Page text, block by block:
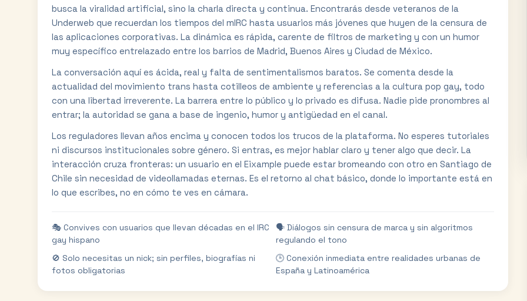
busca la viralidad artificial, sino la charla directa y continua. Encontrarás desde veteranos de la
Underweb que recuerdan los tiempos del mIRC hasta usuarios más jóvenes que huyen de la censura de
las aplicaciones corporativas. La dinámica es rápida, carente de filtros de marketing y con un humor
muy específico entrelazado entre los barrios de Madrid, Buenos Aires y Ciudad de México.
La conversación aquí es ácida, real y falta de sentimentalismos baratos. Se comenta desde la
actualidad del movimiento trans hasta cotilleos de ambiente y referencias a la cultura pop gay, todo
con una libertad irreverente. La barrera entre lo público y lo privado es difusa. Nadie pide pronombres al
entrar; la autoridad se gana a base de ingenio, humor y antigüedad en el canal.
Los reguladores llevan años encima y conocen todos los trucos de la plataforma. No esperes tutoriales
ni discursos institucionales sobre género. Si entras, es mejor hablar claro y tener algo que decir. La
interacción cruza fronteras: un usuario en el Eixample puede estar bromeando con otro en Santiago de
Chile sin necesidad de videollamadas eternas. Es el retorno al chat básico, donde lo importante está en
lo que escribes, no en cómo te ves en cámara.
🎭 Convives con usuarios que llevan décadas en el IRC
gay hispano
🗣️ Diálogos sin censura de marca y sin algoritmos
regulando el tono
🚫 Solo necesitas un nick; sin perfiles, biografías ni
fotos obligatorias
🕒 Conexión inmediata entre realidades urbanas de
España y Latinoamérica